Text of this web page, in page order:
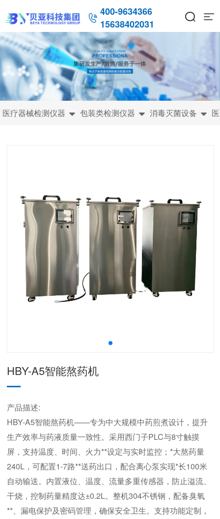
 400-9634366
15638402031
 
医疗器械检测仪器  包装类检测仪器  消毒灭菌设备 
HBY-A5智能熬药机
产品描述:
HBY-A5智能熬药机——专为中大规模中药煎煮设计，提升
生产效率与药液质量一致性。采用西门子PLC与8寸触摸
屏，支持温度、时间、火力**设定与实时监控；*大熬药量
240L，可配置1-7路**送药出口，配合离心泵实现*长100米
自动输送。内置液位、温度、流量多重传感器，防止溢流、
干烧，控制药量精度达±0.2L。整机304不锈钢，配备臭氧
**、漏电保护及密码管理，确保安全卫生。支持功能定制，